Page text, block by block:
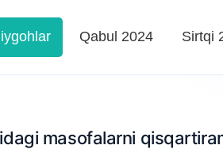
Qabul 2024 Sirtqi
masofalarni